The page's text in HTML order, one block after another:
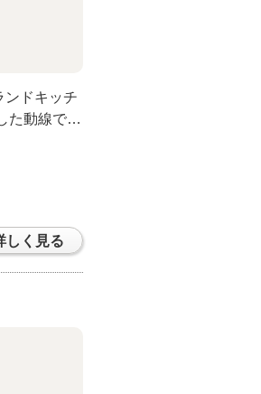
ンドキッチ
た動線で、
立。おし
変わりま
しく見る